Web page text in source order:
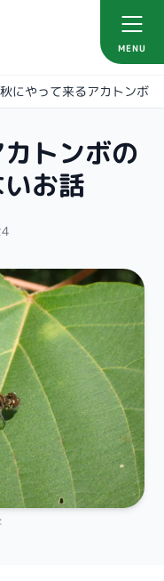
MENU
トンボの
お話